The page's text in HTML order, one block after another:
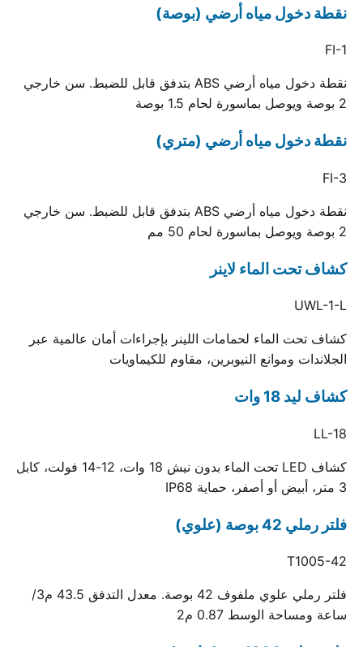
نقطة دخول مياه أرضي (بوصة)
FI-1
نقطة دخول مياه أرضي ABS بتدفق قابل للضبط. سن خارجي
2 بوصة ويوصل بماسورة لحام 1.5 بوصة
نقطة دخول مياه أرضي (متري)
FI-3
نقطة دخول مياه أرضي ABS بتدفق قابل للضبط. سن خارجي
2 بوصة ويوصل بماسورة لحام 50 مم
كشاف تحت الماء لاينر
UWL-1-L
كشاف تحت الماء لحمامات اللينر بإجراءات أمان عالمية عبر
الجلاندات وموانع النيوبرين، مقاوم للكيماويات
كشاف ليد 18 وات
LL-18
كشاف LED تحت الماء بدون نيش 18 وات، 12-14 فولت، كابل
3 متر، أبيض أو أصفر، حماية IP68
فلتر رملي 42 بوصة (علوي)
T1005-42
فلتر رملي علوي ملفوف 42 بوصة. معدل التدفق 43.5 م3/
ساعة ومساحة الوسط 0.87 م2